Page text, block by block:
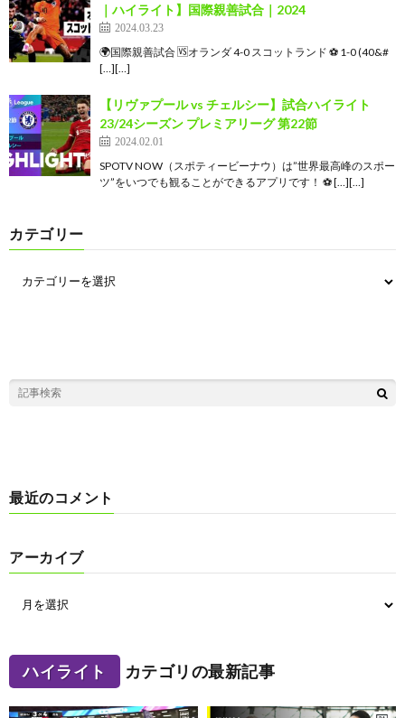
｜ハイライト】国際親善試合｜2024
2024.03.23
🌍国際親善試合 🆚オランダ 4-0 スコットランド ⚽ 1-0 (40&#
[…][…]
【リヴァプール vs チェルシー】試合ハイライト
23/24シーズン プレミアリーグ 第22節
2024.02.01
SPOTV NOW（スポティービーナウ）は”世界最高峰のスポー
ツ”をいつでも観ることができるアプリです！ ⚽ […][…]
カテゴリー
最近のコメント
アーカイブ
ハイライト カテゴリの最新記事